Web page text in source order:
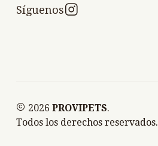
Síguenos
2026 PROVIPETS.
Todos los derechos reservados.